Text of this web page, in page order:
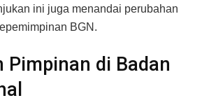
ini juga menandai perubahan
BGN.
Pimpinan di Badan